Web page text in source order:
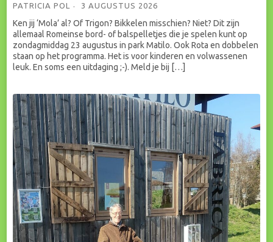
PATRICIA POL 3 AUGUSTUS 2026
Ken jij ‘Mola’ al? Of Trigon? Bikkelen misschien? Niet? Dit zijn
allemaal Romeinse bord- of balspelletjes die je spelen kunt op
zondagmiddag 23 augustus in park Matilo. Ook Rota en dobbelen
staan op het programma. Het is voor kinderen en volwassenen
leuk. En soms een uitdaging ;-). Meld je bij […]